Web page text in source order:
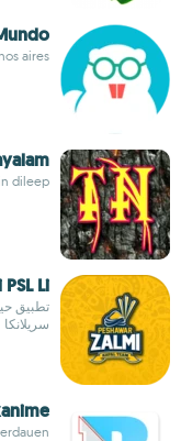
aires
dileep
Li
تطبيق
سريلانكا